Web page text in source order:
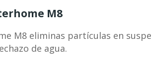
M8
M8 eliminas partículas en
de agua.